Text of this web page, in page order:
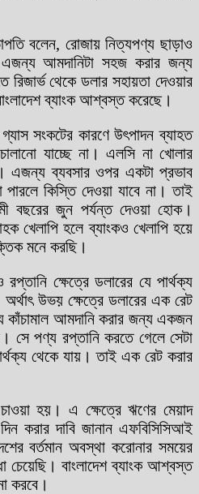
বলেন, রোজায় নিত্যপণ্য ছাড়াও
আমদানিটা সহজ করার জন্য
থেকে ডলার সহায়তা দেওয়ার
ব্যাংক আশ্বস্ত করেছে।
সংকটের কারণে উৎপাদন ব্যাহত
যাচ্ছে না। এলসি না খোলার
এজন্য ব্যবসার ওপর একটা প্রভাব
কিস্তি দেওয়া যাবে না। তাই
বছরের জুন পর্যন্ত দেওয়া হোক।
খেলাপি হলে ব্যাংকও খেলাপি হয়ে
মনে করছি।
ক্ষেত্রে ডলারের যে পার্থক্য
উভয় ক্ষেত্রে ডলারের এক রেট
কাঁচামাল আমদানি করার জন্য একজন
সে পণ্য রপ্তানি করতে গেলে সেটা
থেকে যায়। তাই এক রেট করার
হয়। এ ক্ষেত্রে ঋণের মেয়াদ
করার দাবি জানান এফবিসিসিআই
বর্তমান অবস্থা করোনার সময়ের
চেয়েছি। বাংলাদেশ ব্যাংক আশ্বস্ত
করবে।